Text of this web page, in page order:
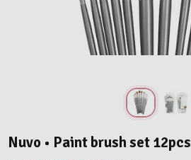
Nuvo • Paint brush set 12pcs